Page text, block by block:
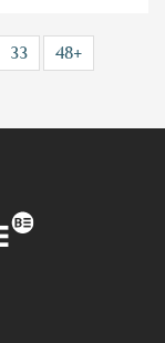
33
48+